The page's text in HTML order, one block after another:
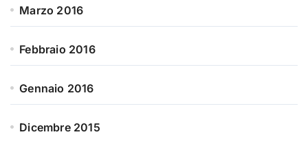
Marzo 2016
Febbraio 2016
Gennaio 2016
Dicembre 2015